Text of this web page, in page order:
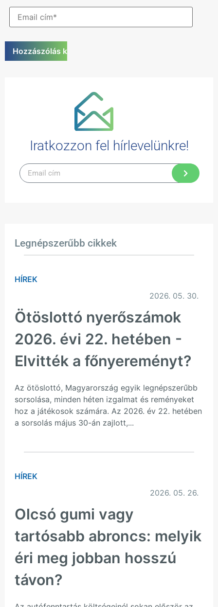
Iratkozzon fel hírlevelünkre!
Legnépszerűbb cikkek
HÍREK
2026. 05. 30.
Ötöslottó nyerőszámok
2026. évi 22. hetében -
Elvitték a főnyereményt?
Az ötöslottó, Magyarország egyik legnépszerűbb
sorsolása, minden héten izgalmat és reményeket
hoz a játékosok számára. Az 2026. év 22. hetében
a sorsolás május 30-án zajlott,...
HÍREK
2026. 05. 26.
Olcsó gumi vagy
tartósabb abroncs: melyik
éri meg jobban hosszú
távon?